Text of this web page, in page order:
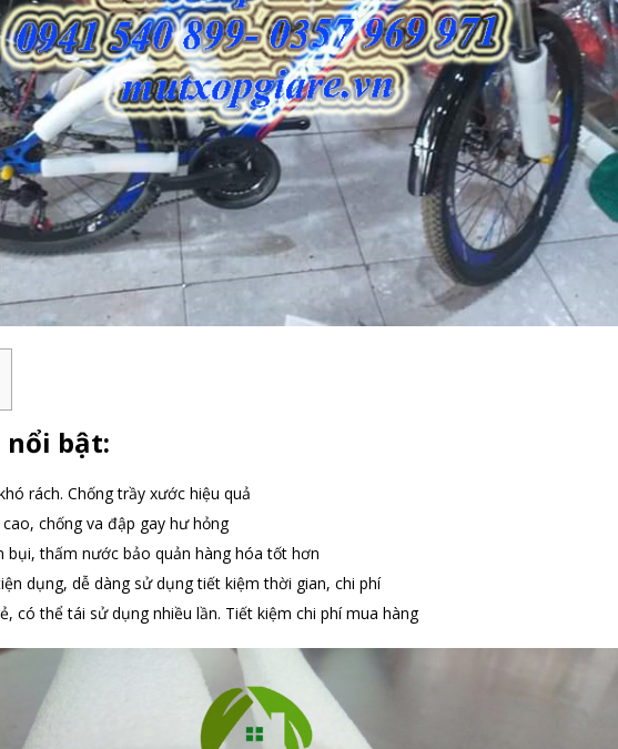
nổi bật:
rách. Chống trầy xước hiệu quả
chống va đập gay hư hỏng
bụi, thấm nước bảo quản hàng hóa tốt hơn
dụng, dễ dàng sử dụng tiết kiệm thời gian, chi phí
có thể tái sử dụng nhiều lần. Tiết kiệm chi phí mua hàng